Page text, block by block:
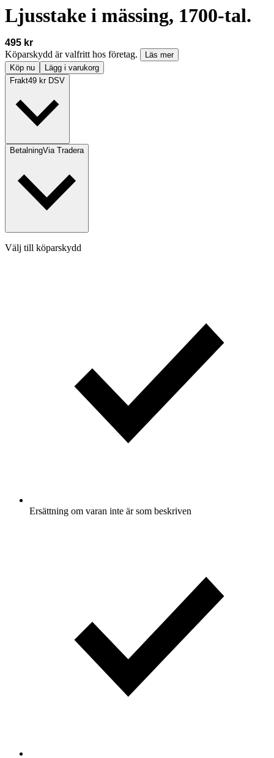
Ljusstake i mässing, 1700-tal.
495 kr
Köparskydd är valfritt hos företag.
Läs mer
Köp nu
Lägg i varukorg
Frakt49 kr DSV
BetalningVia Tradera
Välj till köparskydd
Ersättning om varan inte är som beskriven